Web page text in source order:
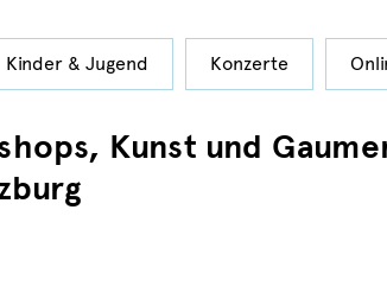
Kinder & Jugend Konzerte
Kunst und